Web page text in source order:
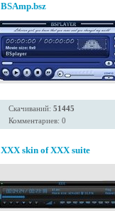
BSAmp.bsz
Скачиваний: 51445
Комментариев: 0
XXX skin of XXX suite